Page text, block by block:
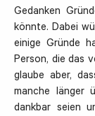
Gedanken
könnte. Dabei
einige Gründe
Person, die das
glaube aber,
manche länger
dankbar seien